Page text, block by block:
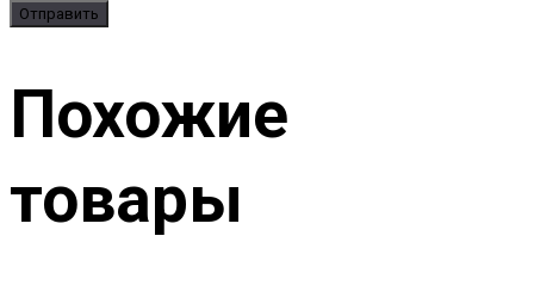
Похожие
товары